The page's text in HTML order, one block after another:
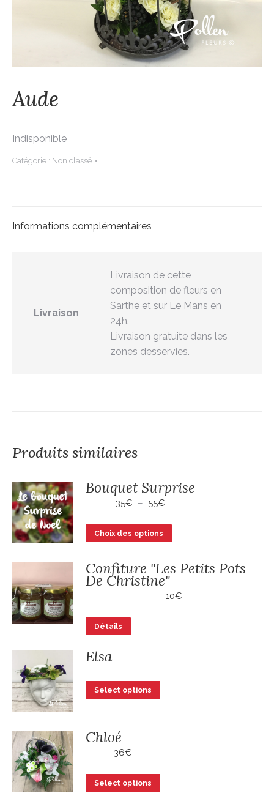
Aude
Indisponible
Catégorie : Non classé
Informations complémentaires
Livraison
Livraison de cette
composition de fleurs en
Sarthe et sur Le Mans en
24h.
Livraison gratuite dans les
zones desservies.
Produits similaires
Bouquet Surprise
35€ – 55€
prix :
35€
55€
Choix des options
plusieurs
variations.
Confiture "Les Petits Pots
De Christine"
10€
Détails
Elsa
Select options
Chloé
36€
Select options